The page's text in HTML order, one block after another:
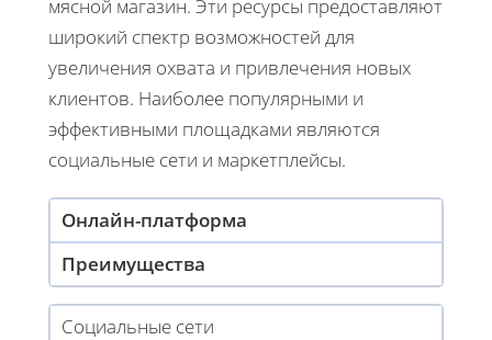
мясной магазин. Эти ресурсы предоставляют
широкий спектр возможностей для
увеличения охвата и привлечения новых
клиентов. Наиболее популярными и
эффективными площадками являются
социальные сети и маркетплейсы.
Онлайн-платформа
Преимущества
Социальные сети